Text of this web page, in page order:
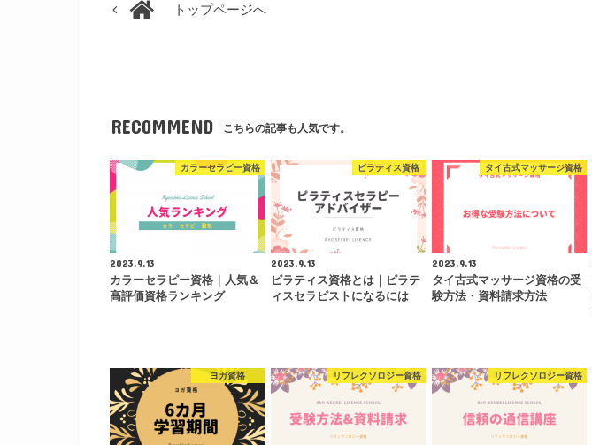
トップページへ
RECOMMEND こちらの記事も人気です。
カラーセラピー資格
2023.9.13
カラーセラピー資格｜人気＆
高評価資格ランキング
ピラティス資格
2023.9.13
ピラティス資格とは｜ピラテ
ィスセラピストになるには
タイ古式マッサージ資格
2023.9.13
タイ古式マッサージ資格の受
験方法・資料請求方法
ヨガ資格 リフレクソロジー資格 リフレクソロジー資格